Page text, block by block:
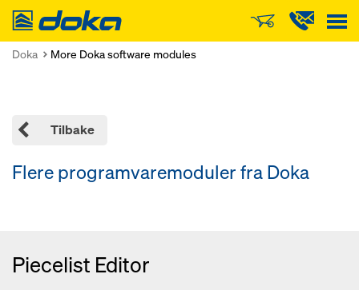
Doka
Doka More Doka software modules
Tilbake
Flere programvaremoduler fra Doka
Piecelist Editor